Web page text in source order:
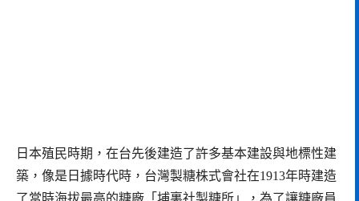
日本殖民時期，在台先後建造了許多基本建設與地標性建
築，像是日據時代時，台灣製糖株式會社在1913年時建造
了當時海拔最高的糖廠「埔裏社製糖所」，為了讓糖廠員